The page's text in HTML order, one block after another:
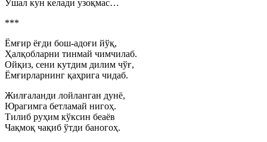
Ўшал кун келади узоқмас…
***
Ёмғир ёғди бош-адоғи йўқ,
Ҳалқобларни тинмай чимчилаб.
Ойқиз, сени кутдим дилим чўғ,
Ёмғирларнинг қаҳрига чидаб.
Жилғаланди лойланган дунё,
Юрагимга бетламай нигоҳ.
Тилиб руҳим кўксин беаёв
Чақмоқ чақиб ўтди баногоҳ.